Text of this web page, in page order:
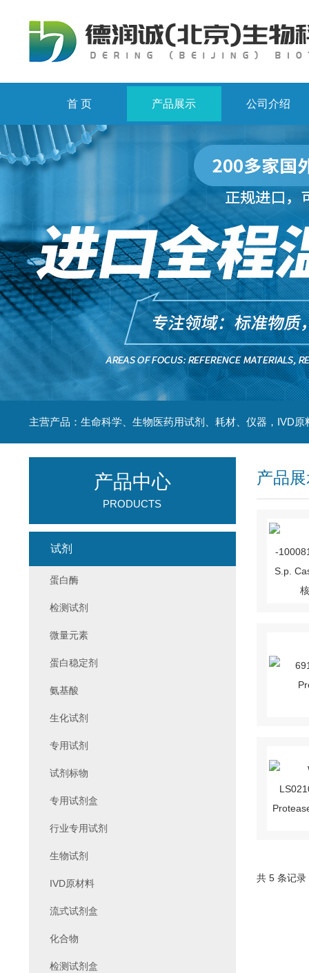
首 页 产品展示 公司介绍
主营产品：生命科学、生物医药用试剂、耗材、仪器，IVD原
产品
共 5 条记
产品中心
PRODUCTS
试剂
蛋白酶
检测试剂
微量元素
蛋白稳定剂
氨基酸
生化试剂
专用试剂
试剂标物
专用试剂盒
行业专用试剂
生物试剂
IVD原材料
流式试剂盒
化合物
检测试剂盒